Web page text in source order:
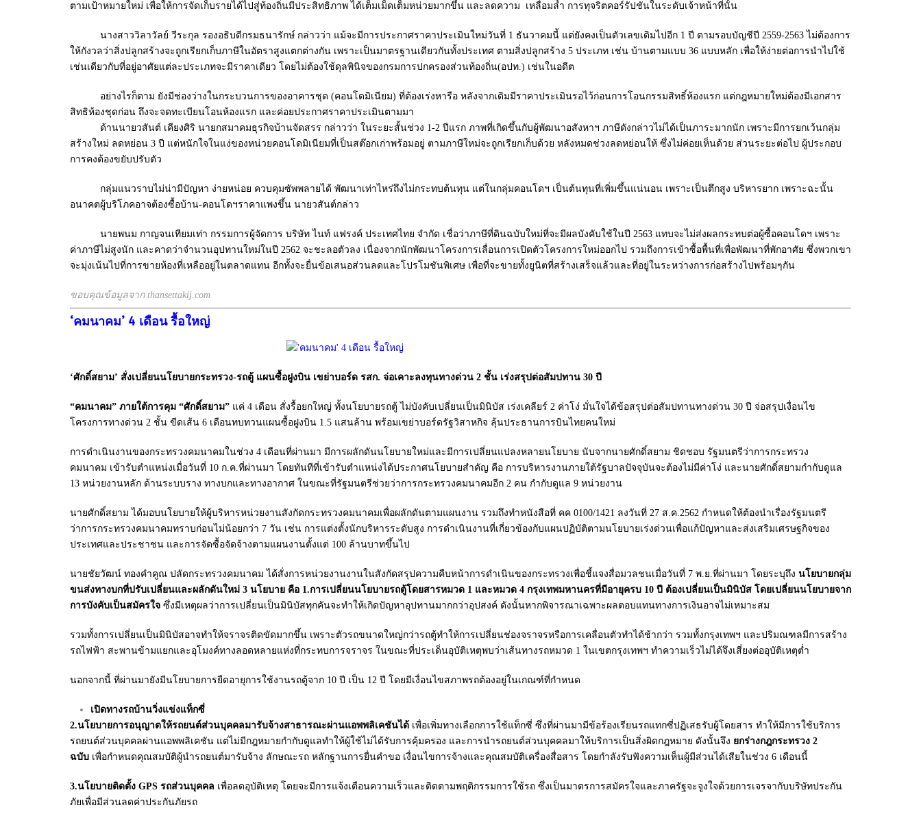
ตามเป้าหมายใหม่ เพื่อให้การจัดเก็บรายได้ไปสู่ท้องถิ่นมีประสิทธิภาพ ได้เต็มเม็ดเต็มหน่วยมากขึ้น และลดความ เหลื่อมลํ้า การทุจริตคอร์รัปชันในระดับเจ้าหน้าที่นั้น
นางสาววิลาวัลย์ วีระกุล รองอธิบดีกรมธนารักษ์ กล่าวว่า แม้จะมีการประกาศราคาประเมินใหม่วันที่ 1 ธันวาคมนี้ แต่ยังคงเป็นตัวเลขเดิมไปอีก 1 ปี ตามรอบบัญชีปี 2559-2563 ไม่ต้องการ
ให้กังวลว่าสิ่งปลูกสร้างจะถูกเรียกเก็บภาษีในอัตราสูงแตกต่างกัน เพราะเป็นมาตรฐานเดียวกันทั้งประเทศ ตามสิ่งปลูกสร้าง 5 ประเภท เช่น บ้านตามแบบ 36 แบบหลัก เพื่อให้ง่ายต่อการนำไปใช้
เช่นเดียวกับที่อยู่อาศัยแต่ละประเภทจะมีราคาเดียว โดยไม่ต้องใช้ดุลพินิจของกรมการปกครองส่วนท้องถิ่น(อปท.) เช่นในอดีต
อย่างไรก็ตาม ยังมีช่องว่างในกระบวนการของอาคารชุด (คอนโดมิเนียม) ที่ต้องเร่งหารือ หลังจากเดิมมีราคาประเมินรอไว้ก่อนการโอนกรรมสิทธิ์ห้องแรก แต่กฎหมายใหม่ต้องมีเอกสาร
สิทธิห้องชุดก่อน ถึงจะจดทะเบียนโอนห้องแรก และค่อยประกาศราคาประเมินตามมา
ด้านนายวสันต์ เคียงศิริ นายกสมาคมธุรกิจบ้านจัดสรร กล่าวว่า ในระยะสั้นช่วง 1-2 ปีแรก ภาพที่เกิดขึ้นกับผู้พัฒนาอสังหาฯ ภาษีดังกล่าวไม่ได้เป็นภาระมากนัก เพราะมีการยกเว้นกลุ่ม
สร้างใหม่ ลดหย่อน 3 ปี แต่หนักใจในแง่ของหน่วยคอนโดมิเนียมที่เป็นสต๊อกเก่าพร้อมอยู่ ตามภาษีใหม่จะถูกเรียกเก็บด้วย หลังหมดช่วงลดหย่อนให้ ซึ่งไม่ค่อยเห็นด้วย ส่วนระยะต่อไป ผู้ประกอบ
การคงต้องขยับปรับตัว
กลุ่มแนวราบไม่น่ามีปัญหา ง่ายหน่อย ควบคุมซัพพลายได้ พัฒนาเท่าไหร่ถึงไม่กระทบต้นทุน แต่ในกลุ่มคอนโดฯ เป็นต้นทุนที่เพิ่มขึ้นแน่นอน เพราะเป็นตึกสูง บริหารยาก เพราะฉะนั้น
อนาคตผู้บริโภคอาจต้องซื้อบ้าน-คอนโดฯราคาแพงขึ้น นายวสันต์กล่าว
นายพนม กาญจนเทียมเท่า กรรมการผู้จัดการ บริษัท ไนท์ แฟรงค์ ประเทศไทย จำกัด เชื่อว่าภาษีที่ดินฉบับใหม่ที่จะมีผลบังคับใช้ในปี 2563 แทบจะไม่ส่งผลกระทบต่อผู้ซื้อคอนโดฯ เพราะ
ค่าภาษีไม่สูงนัก และคาดว่าจำนวนอุปทานใหม่ในปี 2562 จะชะลอตัวลง เนื่องจากนักพัฒนาโครงการเลื่อนการเปิดตัวโครงการใหม่ออกไป รวมถึงการเข้าซื้อพื้นที่เพื่อพัฒนาที่พักอาศัย ซึ่งพวกเขา
จะมุ่งเน้นไปที่การขายห้องที่เหลืออยู่ในตลาดแทน อีกทั้งจะยื่นข้อเสนอส่วนลดและโปรโมชันพิเศษ เพื่อที่จะขายทั้งยูนิตที่สร้างเสร็จแล้วและที่อยู่ในระหว่างการก่อสร้างไปพร้อมๆกัน
ขอบคุณข้อมูลจาก thansettakij.com
‘คมนาคม’ 4 เดือน รื้อใหญ่
‘ศักดิ์สยาม’ สั่งเปลี่ยนนโยบายกระทรวง-รถตู้ แผนซื้อฝูงบิน เขย่าบอร์ด รสก. จ่อเคาะลงทุนทางด่วน 2 ชั้น เร่งสรุปต่อสัมปทาน 30 ปี
“คมนาคม” ภายใต้การคุม “ศักดิ์สยาม” แค่ 4 เดือน สั่งรื้อยกใหญ่ ทั้งนโยบายรถตู้ ไม่บังคับเปลี่ยนเป็นมินิบัส เร่งเคลียร์ 2 ค่าโง่ มั่นใจได้ข้อสรุปต่อสัมปทานทางด่วน 30 ปี จ่อสรุปเงื่อนไข
โครงการทางด่วน 2 ชั้น ขีดเส้น 6 เดือนทบทวนแผนซื้อฝูงบิน 1.5 แสนล้าน พร้อมเขย่าบอร์ดรัฐวิสาหกิจ ลุ้นประธานการบินไทยคนใหม่
การดำเนินงานของกระทรวงคมนาคมในช่วง 4 เดือนที่ผ่านมา มีการผลักดันนโยบายใหม่และมีการเปลี่ยนแปลงหลายนโยบาย นับจากนายศักดิ์สยาม ชิดชอบ รัฐมนตรีว่าการกระทรวง
คมนาคม เข้ารับตำแหน่งเมื่อวันที่ 10 ก.ค.ที่ผ่านมา โดยทันทีที่เข้ารับตำแหน่งได้ประกาศนโยบายสำคัญ คือ การบริหารงานภายใต้รัฐบาลปัจจุบันจะต้องไม่มีค่าโง่ และนายศักดิ์สยามกำกับดูแล
13 หน่วยงานหลัก ด้านระบบราง ทางบกและทางอากาศ ในขณะที่รัฐมนตรีช่วยว่าการกระทรวงคมนาคมอีก 2 คน กำกับดูแล 9 หน่วยงาน
นายศักดิ์สยาม ได้มอบนโยบายให้ผู้บริหารหน่วยงานสังกัดกระทรวงคมนาคมเพื่อผลักดันตามแผนงาน รวมถึงทำหนังสือที่ คค 0100/1421 ลงวันที่ 27 ส.ค.2562 กำหนดให้ต้องนำเรื่องรัฐมนตรี
ว่าการกระทรวงคมนาคมทราบก่อนไม่น้อยกว่า 7 วัน เช่น การแต่งตั้งนักบริหารระดับสูง การดำเนินงานที่เกี่ยวข้องกับแผนปฏิบัติตามนโยบายเร่งด่วนเพื่อแก้ปัญหาและส่งเสริมเศรษฐกิจของ
ประเทศและประชาชน และการจัดซื้อจัดจ้างตามแผนงานตั้งแต่ 100 ล้านบาทขึ้นไป
นายชัยวัฒน์ ทองคำคูณ ปลัดกระทรวงคมนาคม ได้สั่งการหน่วยงานงานในสังกัดสรุปความคืบหน้าการดำเนินของกระทรวงเพื่อชี้แจงสื่อมวลชนเมื่อวันที่ 7 พ.ย.ที่ผ่านมา โดยระบุถึง นโยบายกลุ่ม
ขนส่งทางบกที่ปรับเปลี่ยนและผลักดันใหม่ 3 นโยบาย คือ 1.การเปลี่ยนนโยบายรถตู้โดยสารหมวด 1 และหมวด 4 กรุงเทพมหานครที่มีอายุครบ 10 ปี ต้องเปลี่ยนเป็นมินิบัส โดยเปลี่ยนนโยบายจาก
การบังคับเป็นสมัครใจ ซึ่งมีเหตุผลว่าการเปลี่ยนเป็นมินิบัสทุกคันจะทำให้เกิดปัญหาอุปทานมากกว่าอุปสงค์ ดังนั้นหากพิจารณาเฉพาะผลตอบแทนทางการเงินอาจไม่เหมาะสม
รวมทั้งการเปลี่ยนเป็นมินิบัสอาจทำให้จราจรติดขัดมากขึ้น เพราะตัวรถขนาดใหญ่กว่ารถตู้ทำให้การเปลี่ยนช่องจราจรหรือการเคลื่อนตัวทำได้ช้ากว่า รวมทั้งกรุงเทพฯ และปริมณฑลมีการสร้าง
รถไฟฟ้า สะพานข้ามแยกและอุโมงค์ทางลอดหลายแห่งที่กระทบการจราจร ในขณะที่ประเด็นอุบัติเหตุพบว่าเส้นทางรถหมวด 1 ในเขตกรุงเทพฯ ทำความเร็วไม่ได้จึงเสี่ยงต่ออุบัติเหตุต่ำ
นอกจากนี้ ที่ผ่านมายังมีนโยบายการยืดอายุการใช้งานรถตู้จาก 10 ปี เป็น 12 ปี โดยมีเงื่อนไขสภาพรถต้องอยู่ในเกณฑ์ที่กำหนด
เปิดทางรถบ้านวิ่งแข่งแท็กซี่
2.นโยบายการอนุญาตให้รถยนต์ส่วนบุคคลมารับจ้างสาธารณะผ่านแอพพลิเคชันได้ เพื่อเพิ่มทางเลือกการใช้แท็กซี่ ซึ่งที่ผ่านมามีข้อร้องเรียนรถแทกซี่ปฏิเสธรับผู้โดยสาร ทำให้มีการใช้บริการ
รถยนต์ส่วนบุคคลผ่านแอพพลิเคชัน แต่ไม่มีกฎหมายกำกับดูแลทำให้ผู้ใช้ไม่ได้รับการคุ้มครอง และการนำรถยนต์ส่วนบุคคลมาให้บริการเป็นสิ่งผิดกฎหมาย ดังนั้นจึง ยกร่างกฎกระทรวง 2
ฉบับ เพื่อกำหนดคุณสมบัติผู้นำรถยนต์มารับจ้าง ลักษณะรถ หลักฐานการยื่นคำขอ เงื่อนไขการจ้างและคุณสมบัติเครื่องสื่อสาร โดยกำลังรับฟังความเห็นผู้มีส่วนได้เสียในช่วง 6 เดือนนี้
3.นโยบายติดตั้ง GPS รถส่วนบุคคล เพื่อลดอุบัติเหตุ โดยจะมีการแจ้งเตือนความเร็วและติดตามพฤติกรรมการใช้รถ ซึ่งเป็นมาตรการสมัครใจและภาครัฐจะจูงใจด้วยการเจรจากับบริษัทประกัน
ภัยเพื่อมีส่วนลดค่าประกันภัยรถ